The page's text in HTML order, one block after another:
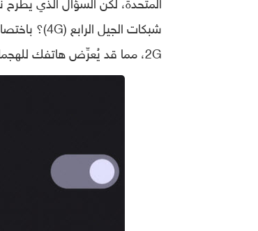
2G، مما قد يُعرِّض هاتفك للهجمات والقرصنة، وبناءً على ذلك قامت جوجل بإطلاق خيار تعطيل 2G.